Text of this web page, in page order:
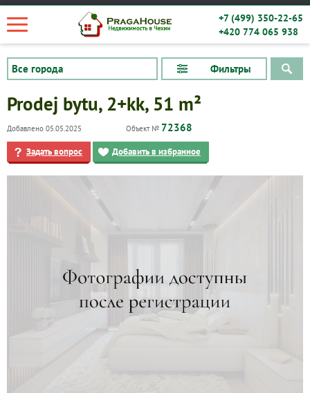
+7 (499) 350-22-65
+420 774 065 938
Фильтры
Prodej bytu, 2+kk, 51 m²
Добавлено 05.05.2025 Объект № 72368
Задать вопрос Добавить в избранное